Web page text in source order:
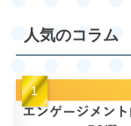
人気のコラム